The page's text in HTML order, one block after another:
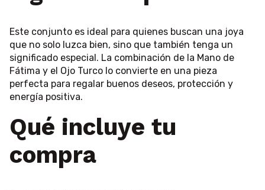
Este conjunto es ideal para quienes buscan una joya
que no solo luzca bien, sino que también tenga un
significado especial. La combinación de la Mano de
Fátima y el Ojo Turco lo convierte en una pieza
perfecta para regalar buenos deseos, protección y
energía positiva.
Qué incluye tu
compra